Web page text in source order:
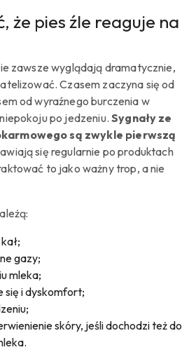
że pies źle reaguje na
zawsze wyglądają dramatycznie,
Czasem zaczyna się od
od wyraźnego burczenia w
po jedzeniu.Sygnały ze
są zwykle pierwszą
się regularnie po produktach
to jako ważny trop, a nie
gazy;
mleka;
się i dyskomfort;
skóry, jeśli dochodzi też do